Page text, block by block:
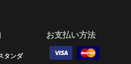
タンダ
お支払い方法